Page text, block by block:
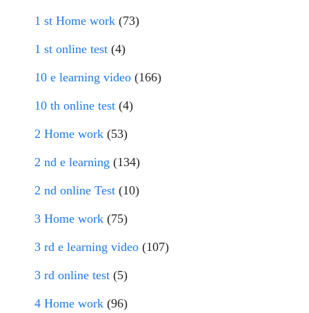
1 st Home work (73)
1 st online test (4)
10 e learning video (166)
10 th online test (4)
2 Home work (53)
2 nd e learning (134)
2 nd online Test (10)
3 Home work (75)
3 rd e learning video (107)
3 rd online test (5)
4 Home work (96)